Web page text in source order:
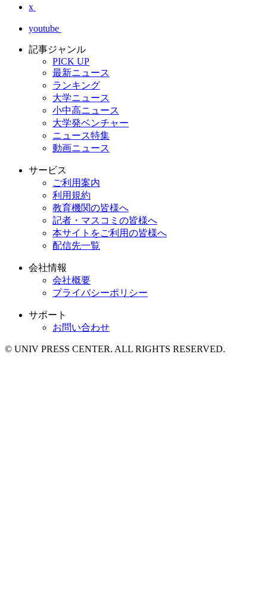
x
youtube
記事ジャンル
PICK UP
最新ニュース
ランキング
大学ニュース
小中高ニュース
大学発ベンチャー
ニュース特集
動画ニュース
サービス
ご利用案内
利用規約
教育機関の皆様へ
記者・マスコミの皆様へ
本サイトをご利用の皆様へ
配信先一覧
会社情報
会社概要
プライバシーポリシー
サポート
お問い合わせ
© UNIV PRESS CENTER. ALL RIGHTS RESERVED.